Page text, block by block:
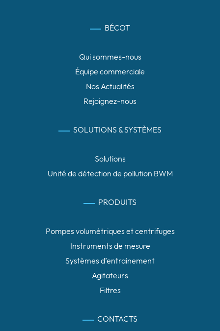
BÉCOT
Qui sommes-nous
Équipe commerciale
Nos Actualités
Rejoignez-nous
SOLUTIONS & SYSTÈMES
Solutions
Unité de détection de pollution BWM
PRODUITS
Pompes volumétriques et centrifuges
Instruments de mesure
Systèmes d’entrainement
Agitateurs
Filtres
CONTACTS